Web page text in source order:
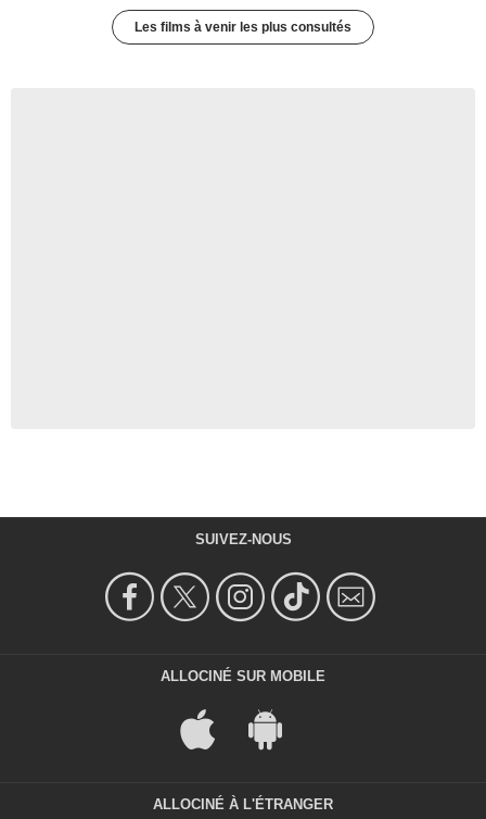
Les films à venir les plus consultés
SUIVEZ-NOUS
ALLOCINÉ SUR MOBILE
ALLOCINÉ À L'ÉTRANGER